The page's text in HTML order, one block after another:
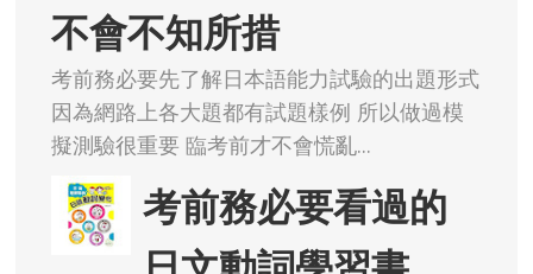
不會不知所措
考前務必要先了解日本語能力試驗的出題形式
因為網路上各大題都有試題樣例 所以做過模
擬測驗很重要 臨考前才不會慌亂...
考前務必要看過的